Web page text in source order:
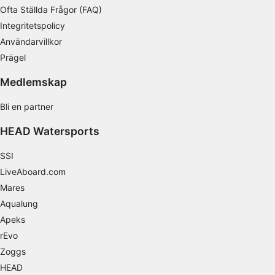
Ofta Ställda Frågor (FAQ)
Integritetspolicy
Användarvillkor
Prägel
Medlemskap
Bli en partner
HEAD Watersports
SSI
LiveAboard.com
Mares
Aqualung
Apeks
rEvo
Zoggs
HEAD
positionering
som aktivt begärs
Nödvändig
Prestanda
Funktionell